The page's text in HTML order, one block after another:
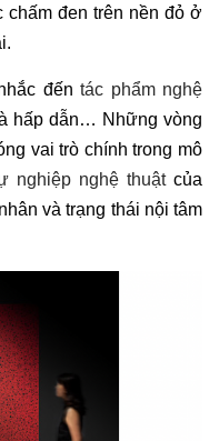
đen trên nền đỏ ở
đếntác phẩm nghệ
hấp dẫn… Những vòng
vai trò chính trong mô
nghiệp nghệ thuậtcủa
và trạng thái nội tâm